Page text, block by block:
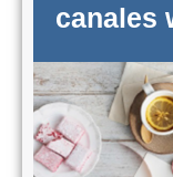
canales